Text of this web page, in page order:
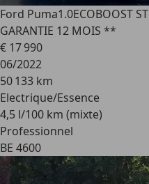
Ford Puma1.0ECOBOOST
GARANTIE 12 MOIS **
€ 17 990
06/2022
50 133 km
Electrique/Essence
4,5 l/100 km (mixte)
Professionnel
BE 4600